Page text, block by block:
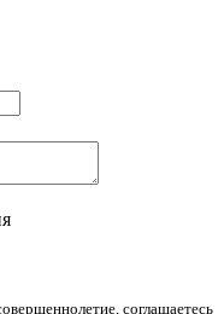
соглашаетесь